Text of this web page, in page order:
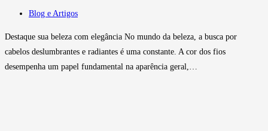
Blog e Artigos
Destaque sua beleza com elegância No mundo da beleza, a busca por
cabelos deslumbrantes e radiantes é uma constante. A cor dos fios
desempenha um papel fundamental na aparência geral,…